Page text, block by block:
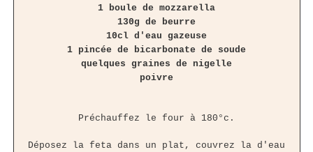
1 boule de mozzarella
130g de beurre
10cl d'eau gazeuse
1 pincée de bicarbonate de soude
quelques graines de nigelle
poivre
Préchauffez le four à 180°c.
Déposez la feta dans un plat, couvrez la d'eau